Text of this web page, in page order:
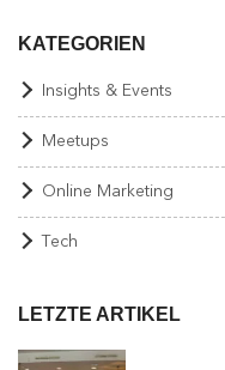
KATEGORIEN
Insights & Events
Meetups
Online Marketing
Tech
LETZTE ARTIKEL